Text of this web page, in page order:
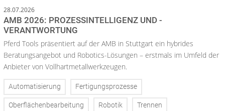
28.07.2026
AMB 2026: PROZESSINTELLIGENZ UND -
VERANTWORTUNG
Pferd Tools präsentiert auf der AMB in Stuttgart ein hybrides
Beratungsangebot und Robotics-Lösungen – erstmals im Umfeld der
Anbieter von Vollhartmetallwerkzeugen.
Automatisierung Fertigungsprozesse
Oberflächenbearbeitung Robotik Trennen